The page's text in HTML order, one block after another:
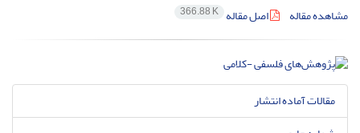
مشاهده مقاله
اصل مقاله 366.88 K
مقالات آماده انتشار